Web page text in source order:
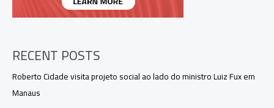
RECENT POSTS
Roberto Cidade visita projeto social ao lado do ministro Luiz Fux em
Manaus